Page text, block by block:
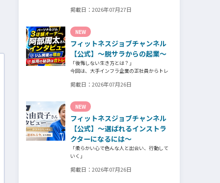
用」をテーマにフィットネスクラブの魅力に
ッフの採用基準、実際に採用されたスタッフ
の皆様からは働き甲斐や動機、お客様からは
そのスタッフの皆様がつくる施設やフィット
ネスについての魅力を語っていただきまし
た。
掲載日： 2026年07月27日
NEW
フィットネスジョブチャンネル
【公式】～脱サラからの起業～
「後悔しない生き方とは？」
今回は、大手インフラ企業の正社員からトレ
転身された、パーソナルジム「ギフト」代表
今の仕事や環境を変えたい！とお悩みの方、
必見です！
掲載日： 2026年07月26日
NEW
フィットネスジョブチャンネル
【公式】～選ばれるインストラ
クターになるには～
「柔らかい心で色んな人と出会い、行動して
いく」
ったことに挑戦したり、周囲のすすめに素直
掲載日： 2026年07月26日